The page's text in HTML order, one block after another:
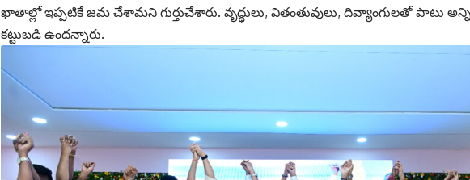
ఖాతాల్లో ఇప్పటికే జమ చేశామని గుర్తుచేశారు. వృద్ధులు, వితంతువులు, దివ్యాంగులతో పాటు అన్ని
కట్టుబడి ఉందన్నారు.